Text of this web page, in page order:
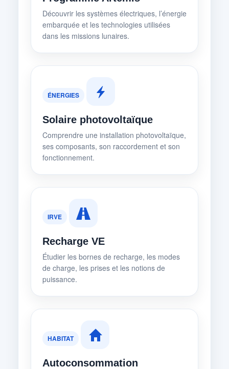
Découvrir les systèmes électriques, l’énergie
embarquée et les technologies utilisées
dans les missions lunaires.
ÉNERGIES
Solaire photovoltaïque
Comprendre une installation photovoltaïque,
ses composants, son raccordement et son
fonctionnement.
IRVE
Recharge VE
Étudier les bornes de recharge, les modes
de charge, les prises et les notions de
puissance.
HABITAT
Autoconsommation